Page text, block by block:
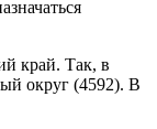
край. Так, в
округ (4592). В